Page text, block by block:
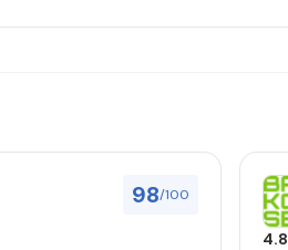
98/100
4.8